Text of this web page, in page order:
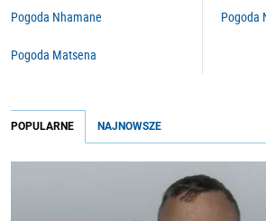
Pogoda Nhamane
Pogoda Matsena
Pogoda
POPULARNE NAJNOWSZE